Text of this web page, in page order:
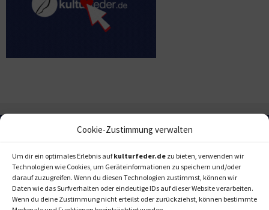
Cookie-Zustimmung verwalten
Um dir ein optimales Erlebnis aufkulturfeder.de zu bieten, verwenden wir
Technologien wie Cookies, um Geräteinformationen zu speichern und/oder
darauf zuzugreifen. Wenn du diesen Technologien zustimmst, können wir
Daten wie das Surfverhalten oder eindeutige IDs auf dieser Website verarbeiten.
Wenn du deine Zustimmung nicht erteilst oder zurückziehst, können bestimmte